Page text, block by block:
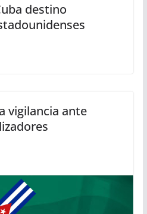
destino
vigilancia ante